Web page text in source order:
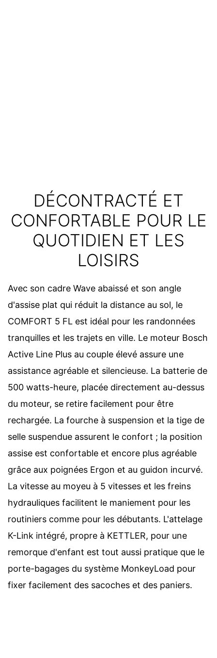
DÉCONTRACTÉ ET
CONFORTABLE POUR LE
QUOTIDIEN ET LES
LOISIRS
Avec son cadre Wave abaissé et son angle
d'assise plat qui réduit la distance au sol, le
COMFORT 5 FL est idéal pour les randonnées
tranquilles et les trajets en ville. Le moteur Bosch
Active Line Plus au couple élevé assure une
assistance agréable et silencieuse. La batterie de
500 watts-heure, placée directement au-dessus
du moteur, se retire facilement pour être
rechargée. La fourche à suspension et la tige de
selle suspendue assurent le confort ; la position
assise est confortable et encore plus agréable
grâce aux poignées Ergon et au guidon incurvé.
La vitesse au moyeu à 5 vitesses et les freins
hydrauliques facilitent le maniement pour les
routiniers comme pour les débutants. L'attelage
K-Link intégré, propre à KETTLER, pour une
remorque d'enfant est tout aussi pratique que le
porte-bagages du système MonkeyLoad pour
fixer facilement des sacoches et des paniers.